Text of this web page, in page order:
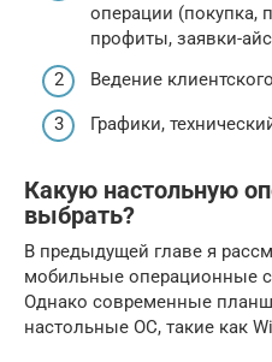
операции (покупка,
профиты, заявки-
Ведение
Графики,
Какую настольную
выбрать?
В предыдущей главе я
мобильные операционные
Однако современные
настольные ОС, такие как